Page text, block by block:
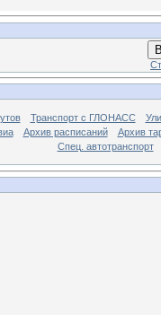
Транспорт с ГЛОНАСС
Архив расписаний
Архив
Спец. автотранспорт